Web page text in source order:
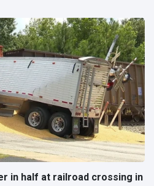
in half at railroad crossing in